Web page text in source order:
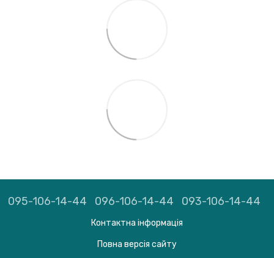
095-106-14-44 096-106-14-44 093-106-14-44
Контактна інформація
Повна версія сайту